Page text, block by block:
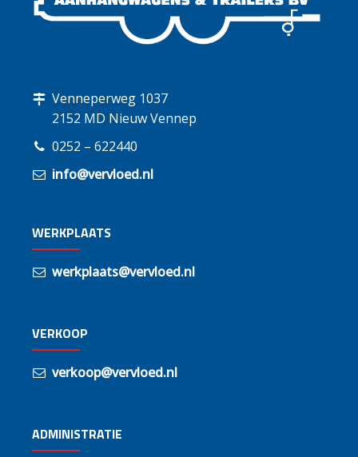
Venneperweg 1037
2152 MD Nieuw Vennep
0252 – 622440
info@vervloed.nl
WERKPLAATS
werkplaats@vervloed.nl
VERKOOP
verkoop@vervloed.nl
ADMINISTRATIE